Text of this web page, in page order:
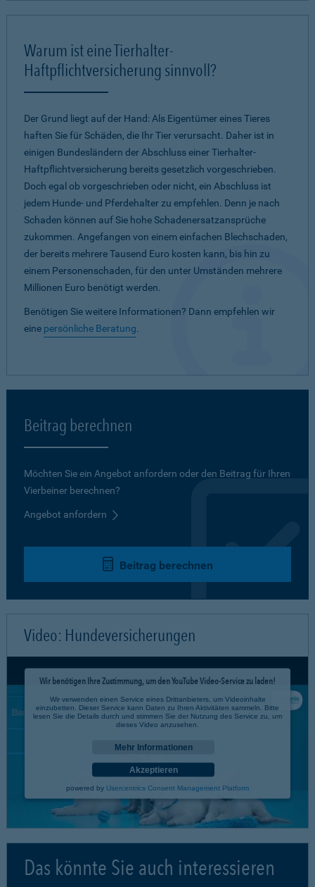
Warum ist eine Tierhalter-
Haftpflichtversicherung sinnvoll?
Der Grund liegt auf der Hand: Als Eigentümer eines Tieres
haften Sie für Schäden, die Ihr Tier verursacht. Daher ist in
einigen Bundesländern der Abschluss einer Tierhalter-
Haftpflichtversicherung bereits gesetzlich vorgeschrieben.
Doch egal ob vorgeschrieben oder nicht, ein Abschluss ist
jedem Hunde- und Pferdehalter zu empfehlen. Denn je nach
Schaden können auf Sie hohe Schadenersatzansprüche
zukommen. Angefangen von einem einfachen Blechschaden,
der bereits mehrere Tausend Euro kosten kann, bis hin zu
einem Personenschaden, für den unter Umständen mehrere
Millionen Euro benötigt werden.
Benötigen Sie weitere Informationen? Dann empfehlen wir
eine persönliche Beratung.
Beitrag berechnen
Möchten Sie ein Angebot anfordern oder den Beitrag für Ihren
Vierbeiner berechnen?
Angebot anfordern
Beitrag berechnen
Video: Hundeversicherungen
Wir benötigen Ihre Zustimmung, um den YouTube Video-Service zu laden!
Wir verwenden einen Service eines Drittanbieters, um Videoinhalte
einzubetten. Dieser Service kann Daten zu Ihren Aktivitäten sammeln. Bitte
lesen Sie die Details durch und stimmen Sie der Nutzung des Service zu, um
dieses Video anzusehen.
Mehr Informationen
Akzeptieren
powered by Usercentrics Consent Management Platform
Das könnte Sie auch interessieren